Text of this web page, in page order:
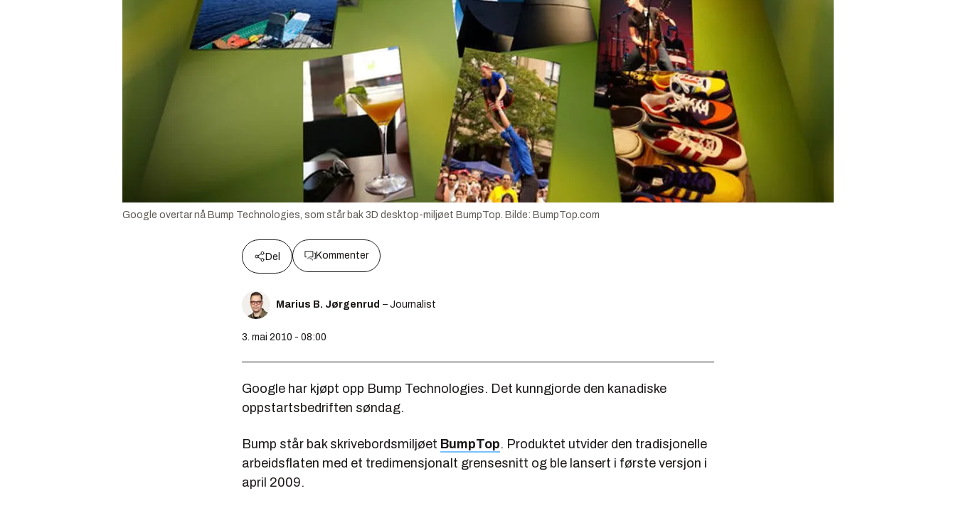
Google overtar nå Bump Technologies, som står bak 3D desktop-miljøet BumpTop. Bilde: BumpTop.com
Del Kommenter
Marius B. Jørgenrud – Journalist
3. mai 2010 - 08:00
Google har kjøpt opp Bump Technologies. Det kunngjorde den kanadiske
oppstartsbedriften søndag.
Bump står bak skrivebordsmiljøet BumpTop. Produktet utvider den tradisjonelle
arbeidsflaten med et tredimensjonalt grensesnitt og ble lansert i første versjon i
april 2009.